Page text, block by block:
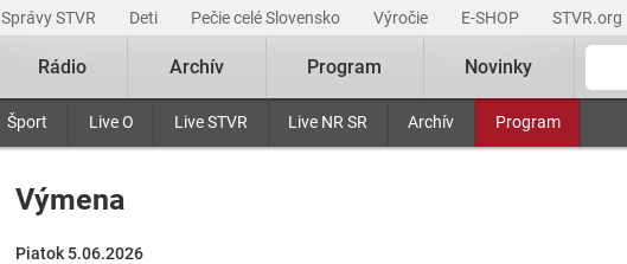
Správy STVR Deti Pečie celé Slovensko Výročie E-SHOP STVR.org
Šport Live O Live STVR Live NR SR Archív Program
Rádio Archív Program Novinky
Výmena
Piatok 5.06.2026